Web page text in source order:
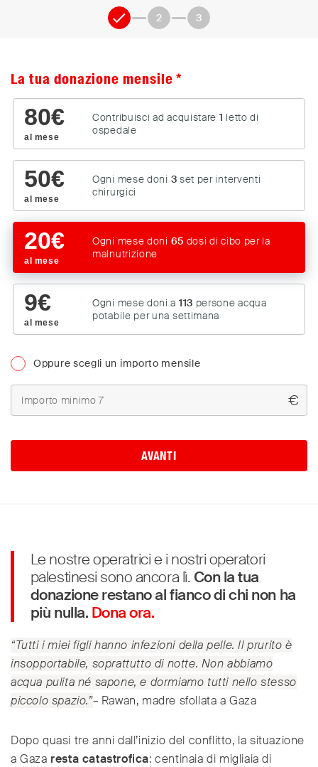
Le nostre operatrici e i nostri operatori
palestinesi sono ancora lì. Con la tua
donazione restano al fianco di chi non ha
più nulla. Dona ora.
“Tutti i miei figli hanno infezioni della pelle. Il prurito è
insopportabile, soprattutto di notte. Non abbiamo
acqua pulita né sapone, e dormiamo tutti nello stesso
piccolo spazio.”– Rawan, madre sfollata a Gaza
Dopo quasi tre anni dall’inizio del conflitto, la situazione
a Gaza resta catastrofica: centinaia di migliaia di
1 2 3
La tua donazione mensile
9€
al mese
Ogni mese doni a 113 persone acqua
potabile per una settimana
20€
al mese
Ogni mese doni 65 dosi di cibo per la
malnutrizione
50€
al mese
Ogni mese doni 3 set per interventi
chirurgici
80€
al mese
Contribuisci ad acquistare 1 letto di
ospedale
Oppure scegli un importo mensile
€
AVANTI